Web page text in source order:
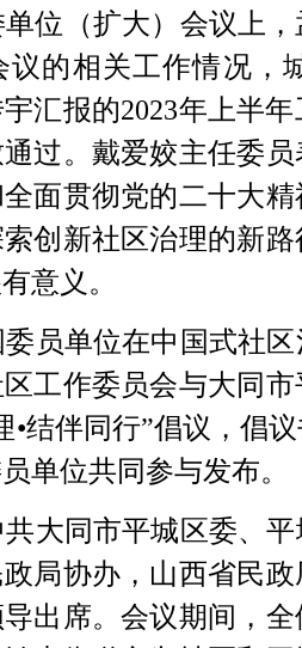
单位（扩大）会议上
议的相关工作情况，
汇报的2023年上半
过。戴爱姣主任委
面贯彻党的二十大
创新社区治理的新
意义。
员单位在中国式社
工作委员会与大同
•结伴同行”倡议，倡
单位共同参与发布。
大同市平城区委、
局协办，山西省民
出席。会议期间，